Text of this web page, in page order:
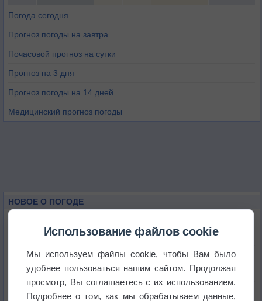
Погода сегодня
Прогноз погоды на завтра
Почасовой прогноз на сутки
Прогноз на 3 дня
Прогноз погоды на 14 дней
Медицинский прогноз погоды
НОВОЕ О ПОГОДЕ
историю
В Центральной России наступают самые жаркие
дни этого лета
Дневная температура воздуха в ОАЭ превысила
Использование файлов cookie
Мы используем файлы cookie, чтобы Вам было
удобнее пользоваться нашим сайтом. Продолжая
просмотр, Вы соглашаетесь с их использованием.
Подробнее о том, как мы обрабатываем данные,